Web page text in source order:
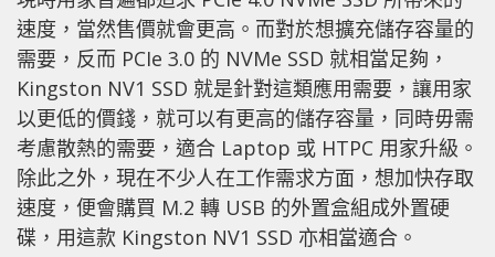
速度，當然售價就會更高。而對於想擴充儲存容量的
需要，反而 PCIe 3.0 的 NVMe SSD 就相當足夠，
Kingston NV1 SSD 就是針對這類應用需要，讓用家
以更低的價錢，就可以有更高的儲存容量，同時毋需
考慮散熱的需要，適合 Laptop 或 HTPC 用家升級。
除此之外，現在不少人在工作需求方面，想加快存取
速度，便會購買 M.2 轉 USB 的外置盒組成外置硬
碟，用這款 Kingston NV1 SSD 亦相當適合。